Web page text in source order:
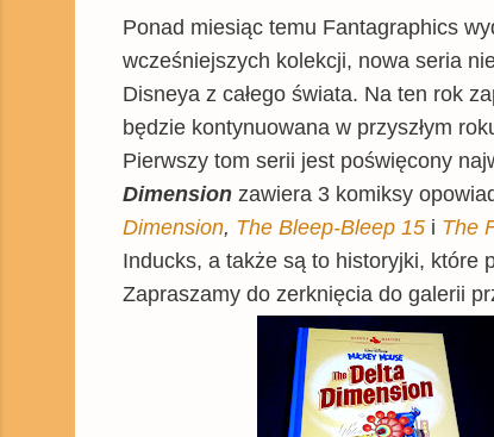
Ponad miesiąc temu Fantagraphics
wcześniejszych kolekcji, nowa seria
Disneya z całego świata. Na ten rok
będzie kontynuowana w przyszłym
Pierwszy tom serii jest poświęcony
Dimension zawiera 3 komiksy
Dimension, The Bleep-Bleep 15 i The
Inducks, a także są to historyjki, które
Zapraszamy do zerknięcia do galerii